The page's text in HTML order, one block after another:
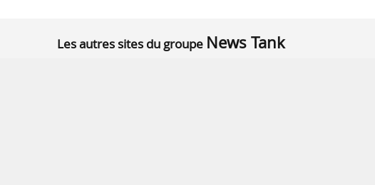
Les autres sites du groupe News Tank